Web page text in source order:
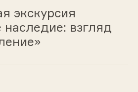
экскурсия
наследие: взгляд